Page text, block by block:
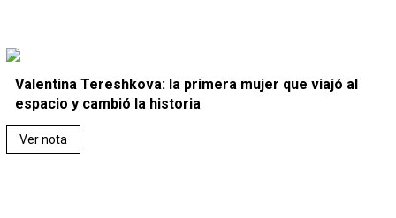
Valentina Tereshkova: la primera mujer que viajó al
espacio y cambió la historia
Ver nota